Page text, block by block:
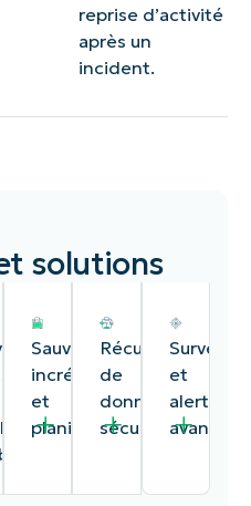
reprise d’activité
après un
incident.
solutions
Sauvegardes
incrémentielles
et
planification
Récupération
de
données
sécurisée
et
alertes
avancées